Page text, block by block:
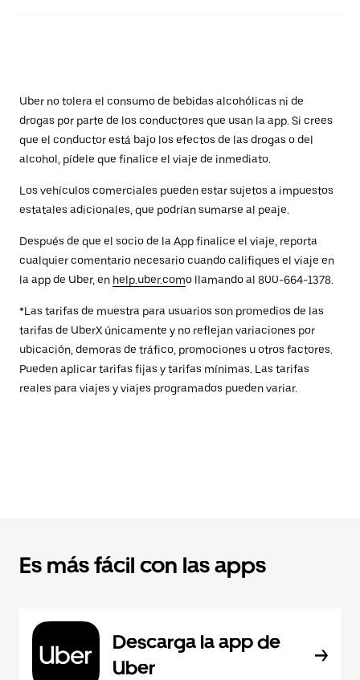
Uber no tolera el consumo de bebidas alcohólicas ni de
drogas por parte de los conductores que usan la app. Si crees
que el conductor está bajo los efectos de las drogas o del
alcohol, pídele que finalice el viaje de inmediato.
Los vehículos comerciales pueden estar sujetos a impuestos
estatales adicionales, que podrían sumarse al peaje.
Después de que el socio de la App finalice el viaje, reporta
cualquier comentario necesario cuando califiques el viaje en
la app de Uber, en help.uber.como llamando al 800-664-1378.
*Las tarifas de muestra para usuarios son promedios de las
tarifas de UberX únicamente y no reflejan variaciones por
ubicación, demoras de tráfico, promociones u otros factores.
Pueden aplicar tarifas fijas y tarifas mínimas. Las tarifas
reales para viajes y viajes programados pueden variar.
Es más fácil con las apps
Descarga la app de
Uber